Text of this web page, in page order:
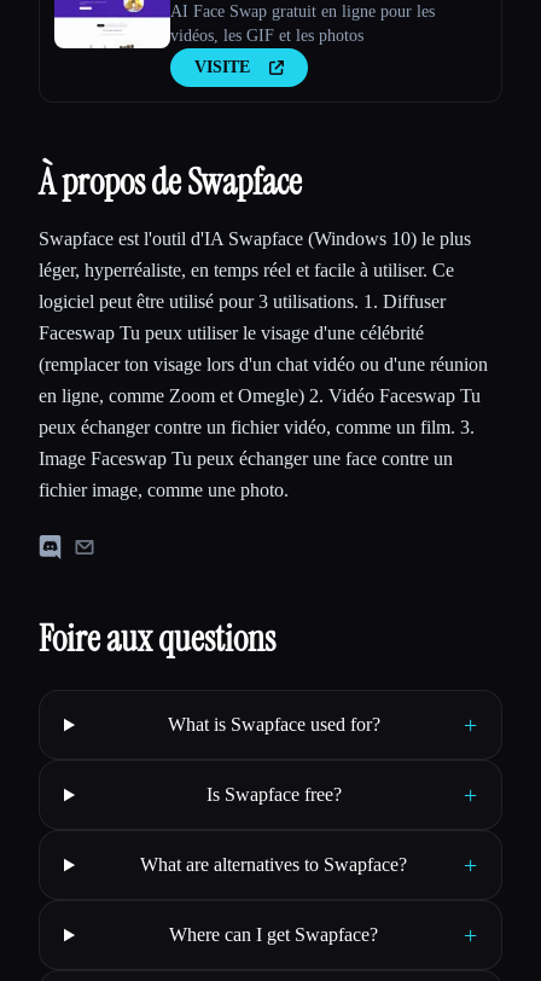
AI Face Swap gratuit en ligne pour les
vidéos, les GIF et les photos
VISITE
À propos de Swapface
Swapface est l'outil d'IA Swapface (Windows 10) le plus
léger, hyperréaliste, en temps réel et facile à utiliser. Ce
logiciel peut être utilisé pour 3 utilisations. 1. Diffuser
Faceswap Tu peux utiliser le visage d'une célébrité
(remplacer ton visage lors d'un chat vidéo ou d'une réunion
en ligne, comme Zoom et Omegle) 2. Vidéo Faceswap Tu
peux échanger contre un fichier vidéo, comme un film. 3.
Image Faceswap Tu peux échanger une face contre un
fichier image, comme une photo.
Foire aux questions
What is Swapface used for? +
Is Swapface free? +
What are alternatives to Swapface? +
Where can I get Swapface? +